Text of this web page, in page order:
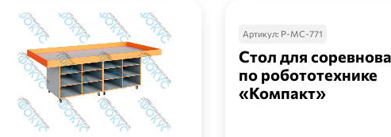
Артикул: Р-МС-771
Стол для
по робототехнике
«Компакт»